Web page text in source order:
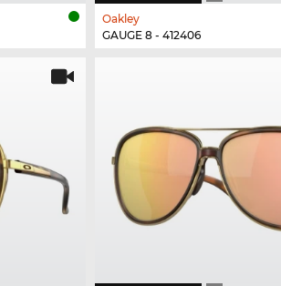
Oakley
GAUGE 8 - 412406